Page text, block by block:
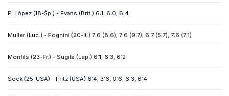
F. López (18-Šp.) - Evans (Brit.) 6:1, 6:0, 6:4
Muller (Luc.) - Fognini (20-It.) 7:6 (8:6), 7:6 (9:7), 6:7 (5:7), 7:6 (7:1)
Monfils (23-Fr.) - Sugita (Jap.) 6:1, 6:3, 6:2
Sock (25-USA) - Fritz (USA) 6:4, 3:6, 0:6, 6:3, 6:4